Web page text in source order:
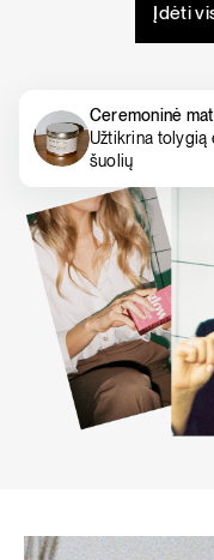
Įdėti
Ceremoninė
Užtikrina tolygią
šuolių